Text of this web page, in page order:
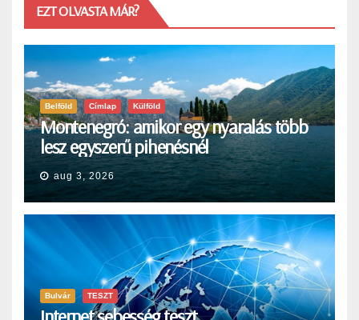
EZT OLVASTA MÁR?
Belföld Címlap Külföld
Montenegró: amikor egy nyaralás több
lesz egyszerű pihenésnél
aug 3, 2026
Bulvár TESZT